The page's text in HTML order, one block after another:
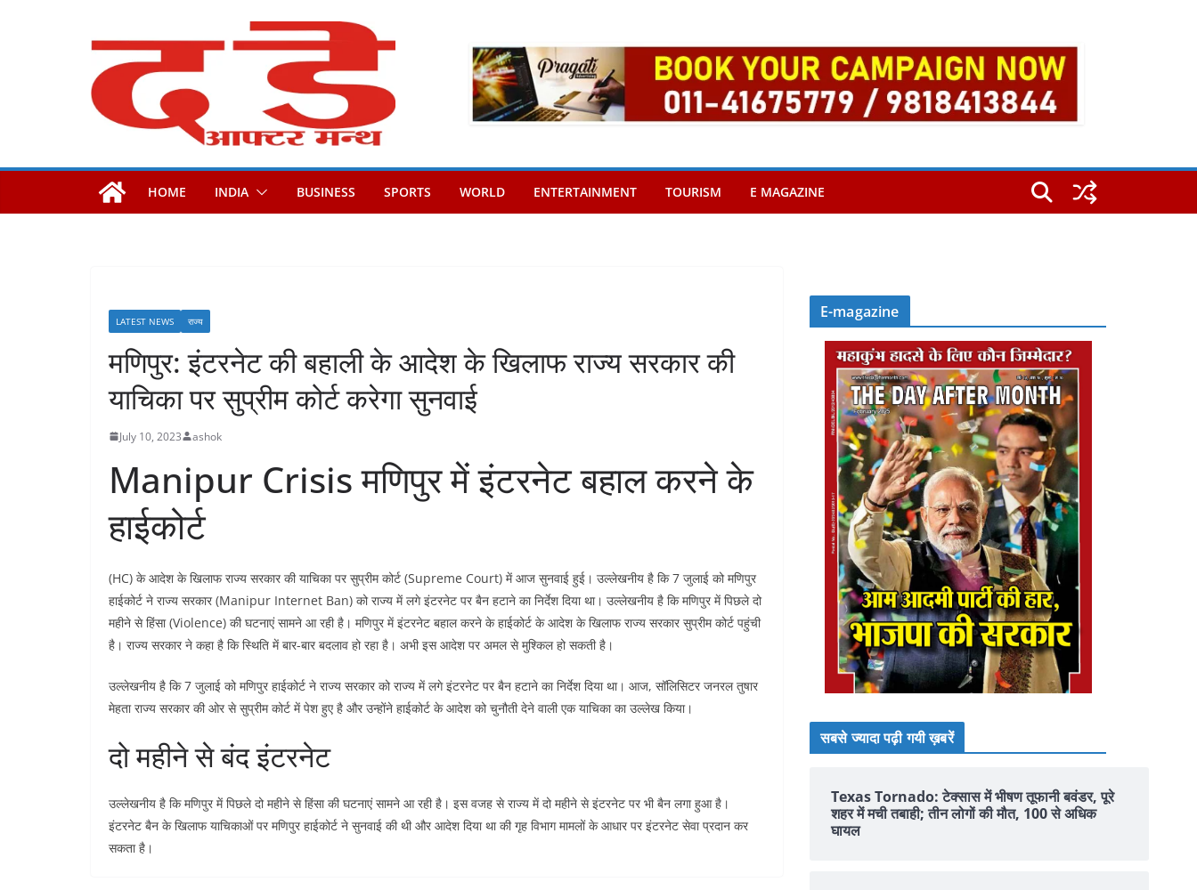
HOME INDIA BUSINESS SPORTS WORLD ENTERTAINMENT TOURISM E MAGAZINE
LATEST NEWS राज्य
मणिपुर: इंटरनेट की बहाली के आदेश के खिलाफ राज्य सरकार की
याचिका पर सुप्रीम कोर्ट करेगा सुनवाई
July 10, 2023 ashok
Manipur Crisis मणिपुर में इंटरनेट बहाल करने के
हाईकोर्ट
(HC) के आदेश के खिलाफ राज्य सरकार की याचिका पर सुप्रीम कोर्ट (Supreme Court) में आज सुनवाई हुई। उल्लेखनीय है कि 7 जुलाई को मणिपुर
हाईकोर्ट ने राज्य सरकार (Manipur Internet Ban) को राज्य में लगे इंटरनेट पर बैन हटाने का निर्देश दिया था। उल्लेखनीय है कि मणिपुर में पिछले दो
महीने से हिंसा (Violence) की घटनाएं सामने आ रही है। मणिपुर में इंटरनेट बहाल करने के हाईकोर्ट के आदेश के खिलाफ राज्य सरकार सुप्रीम कोर्ट पहुंची
है। राज्य सरकार ने कहा है कि स्थिति में बार-बार बदलाव हो रहा है। अभी इस आदेश पर अमल से मुश्किल हो सकती है।
उल्लेखनीय है कि 7 जुलाई को मणिपुर हाईकोर्ट ने राज्य सरकार को राज्य में लगे इंटरनेट पर बैन हटाने का निर्देश दिया था। आज, सॉलिसिटर जनरल तुषार
मेहता राज्य सरकार की ओर से सुप्रीम कोर्ट में पेश हुए है और उन्होंने हाईकोर्ट के आदेश को चुनौती देने वाली एक याचिका का उल्लेख किया।
दो महीने से बंद इंटरनेट
उल्लेखनीय है कि मणिपुर में पिछले दो महीने से हिंसा की घटनाएं सामने आ रही है। इस वजह से राज्य में दो महीने से इंटरनेट पर भी बैन लगा हुआ है।
इंटरनेट बैन के खिलाफ याचिकाओं पर मणिपुर हाईकोर्ट ने सुनवाई की थी और आदेश दिया था की गृह विभाग मामलों के आधार पर इंटरनेट सेवा प्रदान कर
सकता है।
E-magazine
सबसे ज्यादा पढ़ी गयी ख़बरें
Texas Tornado: टेक्सास में भीषण तूफानी बवंडर, पूरे
शहर में मची तबाही; तीन लोगों की मौत, 100 से अधिक
घायल